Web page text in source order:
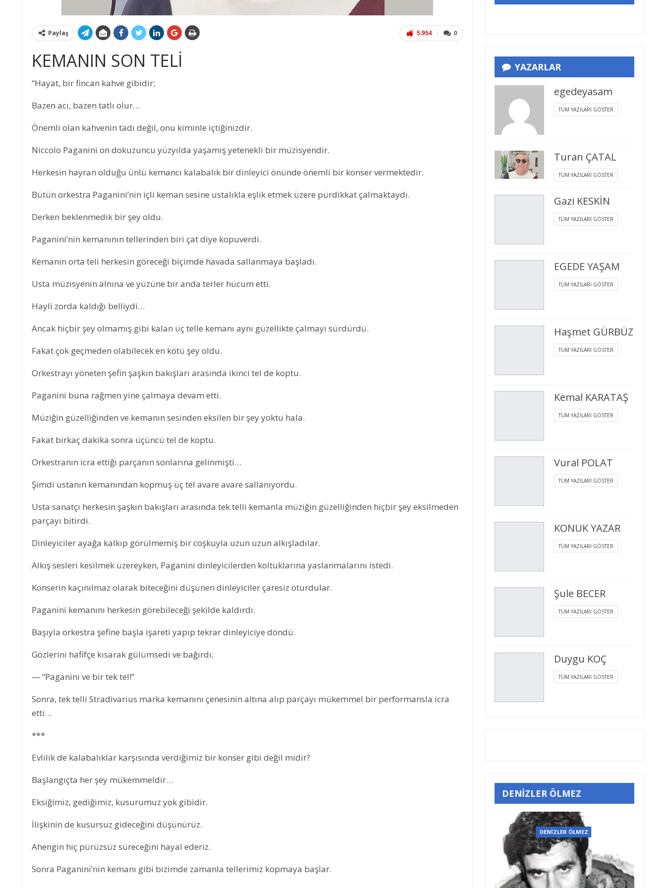
0
5.954
Paylaş
KEMANIN SON TELİ
“Hayat, bir fincan kahve gibidir;
Bazen acı, bazen tatlı olur…
Önemli olan kahvenin tadı değil, onu kiminle içtiğinizdir.
Niccolo Paganini on dokuzuncu yüzyılda yaşamış yetenekli bir müzisyendir.
Herkesin hayran olduğu ünlü kemancı kalabalık bir dinleyici önünde önemli bir konser vermektedir.
Bütün orkestra Paganini’nin içli keman sesine ustalıkla eşlik etmek üzere pürdikkat çalmaktaydı.
Derken beklenmedik bir şey oldu.
Paganini’nin kemanının tellerinden biri çat diye kopuverdi.
Kemanın orta teli herkesin göreceği biçimde havada sallanmaya başladı.
Usta müzisyenin alnına ve yüzüne bir anda terler hücum etti.
Hayli zorda kaldığı belliydi…
Ancak hiçbir şey olmamış gibi kalan üç telle kemanı aynı güzellikte çalmayı sürdürdü.
Fakat çok geçmeden olabilecek en kötü şey oldu.
Orkestrayı yöneten şefin şaşkın bakışları arasında ikinci tel de koptu.
Paganini buna rağmen yine çalmaya devam etti.
Müziğin güzelliğinden ve kemanın sesinden eksilen bir şey yoktu hala.
Fakat birkaç dakika sonra üçüncü tel de koptu.
Orkestranın icra ettiği parçanın sonlarına gelinmişti…
Şimdi ustanın kemanından kopmuş üç tel avare avare sallanıyordu.
Usta sanatçı herkesin şaşkın bakışları arasında tek telli kemanla müziğin güzelliğinden hiçbir şey eksilmeden
parçayı bitirdi.
Dinleyiciler ayağa kalkıp görülmemiş bir coşkuyla uzun uzun alkışladılar.
Alkış sesleri kesilmek üzereyken, Paganini dinleyicilerden koltuklarına yaslanmalarını istedi.
Konserin kaçınılmaz olarak biteceğini düşünen dinleyiciler çaresiz oturdular.
Paganini kemanını herkesin görebileceği şekilde kaldırdı.
Başıyla orkestra şefine başla işareti yapıp tekrar dinleyiciye döndü.
Gözlerini hafifçe kısarak gülümsedi ve bağırdı;
— “Paganini ve bir tek tel!”
Sonra, tek telli Stradivarius marka kemanını çenesinin altına alıp parçayı mükemmel bir performansla icra
etti…
***
Evlilik de kalabalıklar karşısında verdiğimiz bir konser gibi değil midir?
Başlangıçta her şey mükemmeldir…
Eksiğimiz, gediğimiz, kusurumuz yok gibidir.
İlişkinin de kusursuz gideceğini düşünürüz.
Ahengin hiç pürüzsüz süreceğini hayal ederiz.
Sonra Paganini’nin kemanı gibi bizimde zamanla tellerimiz kopmaya başlar.
YAZARLAR
egedeyasam
TÜM YAZILARI GÖSTER
Turan ÇATAL
TÜM YAZILARI GÖSTER
Gazi KESKİN
TÜM YAZILARI GÖSTER
EGEDE YAŞAM
TÜM YAZILARI GÖSTER
Haşmet GÜRBÜZ
TÜM YAZILARI GÖSTER
Kemal KARATAŞ
TÜM YAZILARI GÖSTER
Vural POLAT
TÜM YAZILARI GÖSTER
KONUK YAZAR
TÜM YAZILARI GÖSTER
Şule BECER
TÜM YAZILARI GÖSTER
Duygu KOÇ
TÜM YAZILARI GÖSTER
DENİZLER ÖLMEZ
DENİZLER ÖLMEZ DENİZLER ÖLMEZ